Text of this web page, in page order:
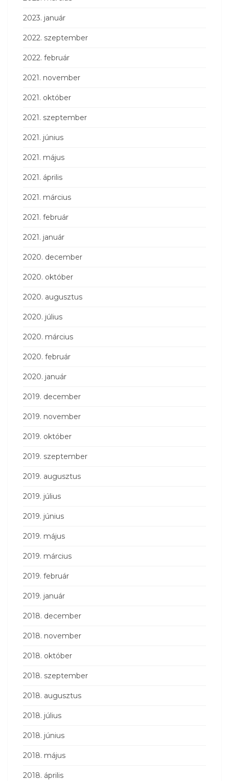
2023. január
2022. szeptember
2022. február
2021. november
2021. október
2021. szeptember
2021. június
2021. május
2021. április
2021. március
2021. február
2021. január
2020. december
2020. október
2020. augusztus
2020. július
2020. március
2020. február
2020. január
2019. december
2019. november
2019. október
2019. szeptember
2019. augusztus
2019. július
2019. június
2019. május
2019. március
2019. február
2019. január
2018. december
2018. november
2018. október
2018. szeptember
2018. augusztus
2018. július
2018. június
2018. május
2018. április